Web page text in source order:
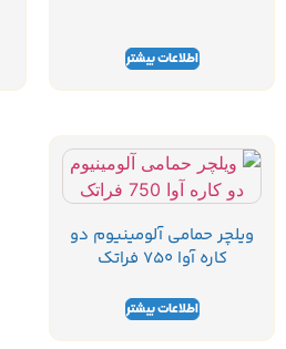
اطلاعات بیشتر
ویلچر حمامی آلومینیوم دو
کاره آوا 750 فراتک
اطلاعات بیشتر